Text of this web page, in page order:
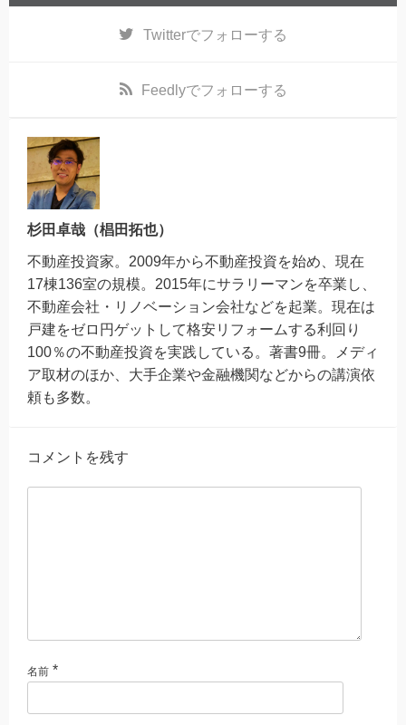
Twitterでフォローする
Feedlyでフォローする
杉田卓哉（椙田拓也）
不動産投資家。2009年から不動産投資を始め、現在
17棟136室の規模。2015年にサラリーマンを卒業し、
不動産会社・リノベーション会社などを起業。現在は
戸建をゼロ円ゲットして格安リフォームする利回り
100％の不動産投資を実践している。著書9冊。メディ
ア取材のほか、大手企業や金融機関などからの講演依
頼も多数。
コメントを残す
名前 *